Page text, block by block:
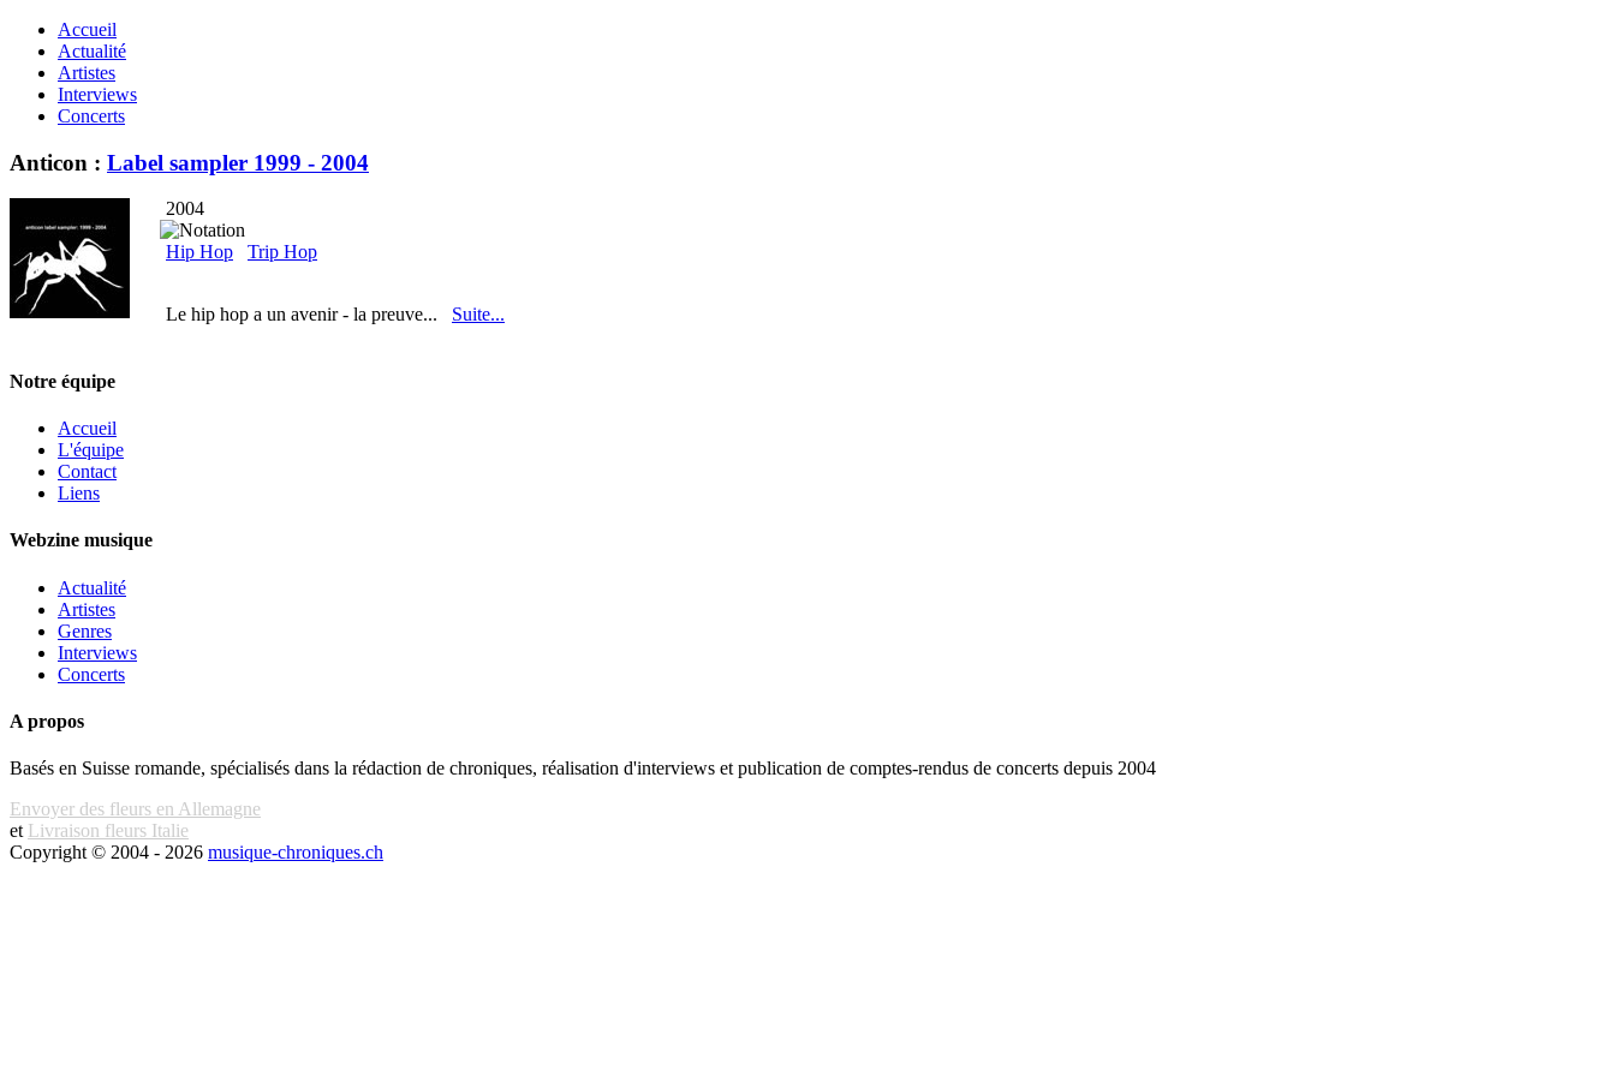
Accueil
Actualité
Artistes
Interviews
Concerts
Anticon : Label sampler 1999 - 2004
2004
Hip Hop Trip Hop
Le hip hop a un avenir - la preuve... Suite...
Notre équipe
Accueil
L'équipe
Contact
Liens
Webzine musique
Actualité
Artistes
Genres
Interviews
Concerts
A propos
Basés en Suisse romande, spécialisés dans la rédaction de chroniques, réalisation d'interviews et publication de comptes-rendus de concerts depuis 2004
Envoyer des fleurs en Allemagne
et Livraison fleurs Italie
Copyright © 2004 - 2026 musique-chroniques.ch